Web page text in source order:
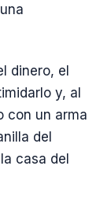
dinero, el
y, al
con un arma
del
casa del